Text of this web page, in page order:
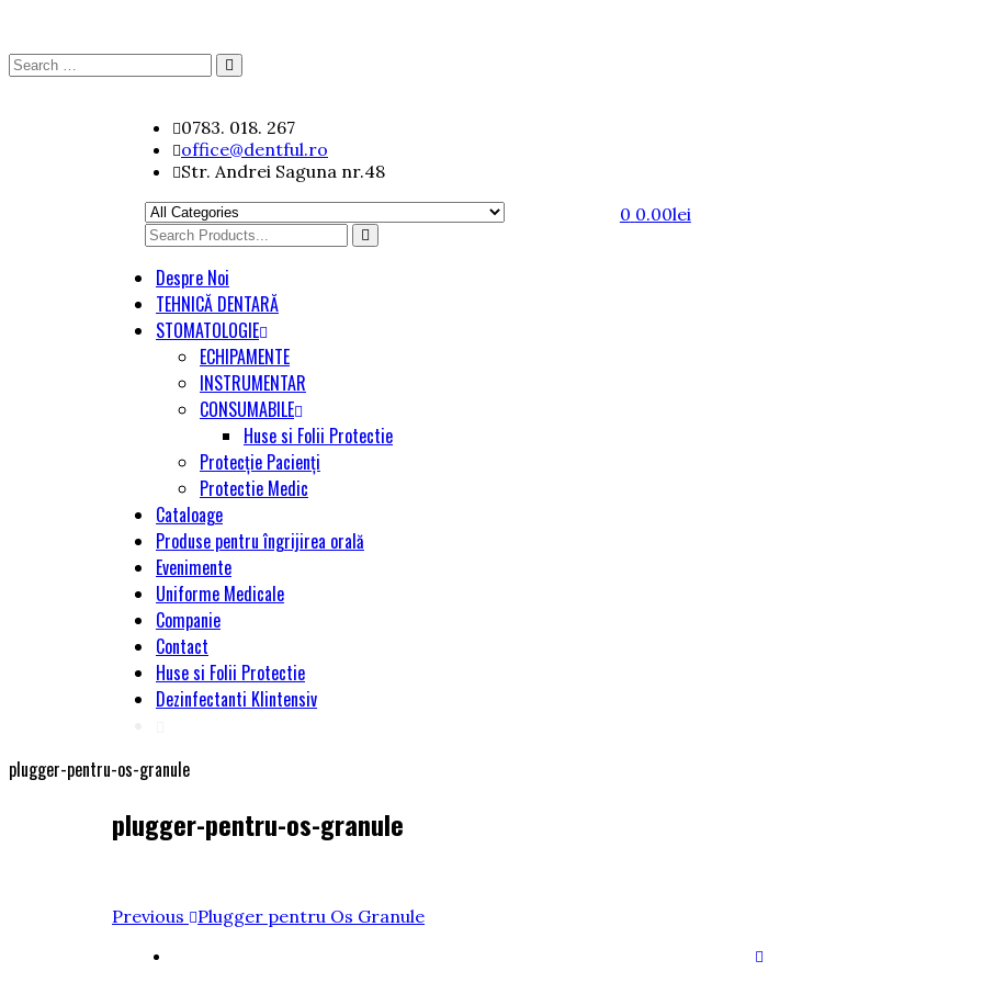
Search
0783. 018. 267
office@dentful.ro
Str. Andrei Saguna nr.48
Search
0 0.00lei
Despre Noi
TEHNICĂ DENTARĂ
STOMATOLOGIE
ECHIPAMENTE
INSTRUMENTAR
CONSUMABILE
Huse si Folii Protectie
Protecție Pacienți
Protectie Medic
Cataloage
Produse pentru îngrijirea orală
Evenimente
Uniforme Medicale
Companie
Contact
Huse si Folii Protectie
Dezinfectanti Klintensiv
plugger-pentru-os-granule
plugger-pentru-os-granule
Navigare
Previous
Previous Plugger pentru Os Granule